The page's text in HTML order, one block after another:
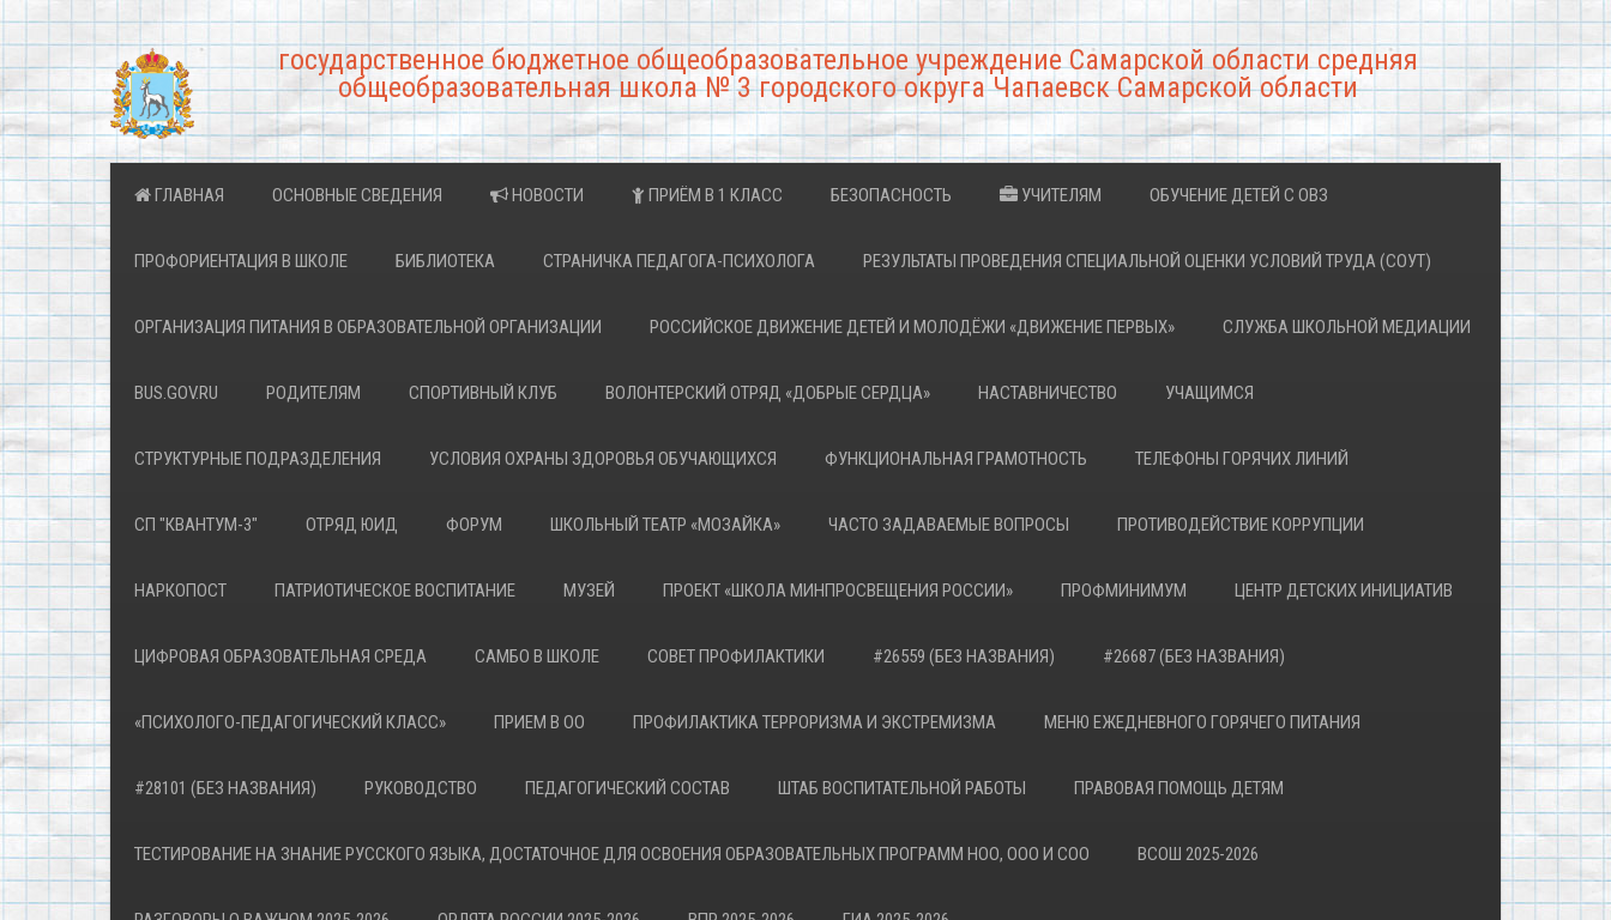
государственное бюджетное общеобразовательное учреждение Самарской области средняя
общеобразовательная школа № 3 городского округа Чапаевск Самарской области
ГЛАВНАЯ ОСНОВНЫЕ СВЕДЕНИЯ НОВОСТИ ПРИЁМ В 1 КЛАСС БЕЗОПАСНОСТЬ УЧИТЕЛЯМ ОБУЧЕНИЕ ДЕТЕЙ С ОВЗ
ПРОФОРИЕНТАЦИЯ В ШКОЛЕ БИБЛИОТЕКА СТРАНИЧКА ПЕДАГОГА-ПСИХОЛОГА РЕЗУЛЬТАТЫ ПРОВЕДЕНИЯ СПЕЦИАЛЬНОЙ ОЦЕНКИ УСЛОВИЙ ТРУДА (СОУТ)
ОРГАНИЗАЦИЯ ПИТАНИЯ В ОБРАЗОВАТЕЛЬНОЙ ОРГАНИЗАЦИИ РОССИЙСКОЕ ДВИЖЕНИЕ ДЕТЕЙ И МОЛОДЁЖИ «ДВИЖЕНИЕ ПЕРВЫХ» СЛУЖБА ШКОЛЬНОЙ МЕДИАЦИИ
BUS.GOV.RU РОДИТЕЛЯМ СПОРТИВНЫЙ КЛУБ ВОЛОНТЕРСКИЙ ОТРЯД «ДОБРЫЕ СЕРДЦА» НАСТАВНИЧЕСТВО УЧАЩИМСЯ
СТРУКТУРНЫЕ ПОДРАЗДЕЛЕНИЯ УСЛОВИЯ ОХРАНЫ ЗДОРОВЬЯ ОБУЧАЮЩИХСЯ ФУНКЦИОНАЛЬНАЯ ГРАМОТНОСТЬ ТЕЛЕФОНЫ ГОРЯЧИХ ЛИНИЙ
СП "КВАНТУМ-3" ОТРЯД ЮИД ФОРУМ ШКОЛЬНЫЙ ТЕАТР «МОЗАЙКА» ЧАСТО ЗАДАВАЕМЫЕ ВОПРОСЫ ПРОТИВОДЕЙСТВИЕ КОРРУПЦИИ
НАРКОПОСТ ПАТРИОТИЧЕСКОЕ ВОСПИТАНИЕ МУЗЕЙ ПРОЕКТ «ШКОЛА МИНПРОСВЕЩЕНИЯ РОССИИ» ПРОФМИНИМУМ ЦЕНТР ДЕТСКИХ ИНИЦИАТИВ
ЦИФРОВАЯ ОБРАЗОВАТЕЛЬНАЯ СРЕДА САМБО В ШКОЛЕ СОВЕТ ПРОФИЛАКТИКИ #26559 (БЕЗ НАЗВАНИЯ) #26687 (БЕЗ НАЗВАНИЯ)
«ПСИХОЛОГО-ПЕДАГОГИЧЕСКИЙ КЛАСС» ПРИЕМ В ОО ПРОФИЛАКТИКА ТЕРРОРИЗМА И ЭКСТРЕМИЗМА МЕНЮ ЕЖЕДНЕВНОГО ГОРЯЧЕГО ПИТАНИЯ
#28101 (БЕЗ НАЗВАНИЯ) РУКОВОДСТВО ПЕДАГОГИЧЕСКИЙ СОСТАВ ШТАБ ВОСПИТАТЕЛЬНОЙ РАБОТЫ ПРАВОВАЯ ПОМОЩЬ ДЕТЯМ
ТЕСТИРОВАНИЕ НА ЗНАНИЕ РУССКОГО ЯЗЫКА, ДОСТАТОЧНОЕ ДЛЯ ОСВОЕНИЯ ОБРАЗОВАТЕЛЬНЫХ ПРОГРАММ НОО, ООО И СОО ВСОШ 2025-2026